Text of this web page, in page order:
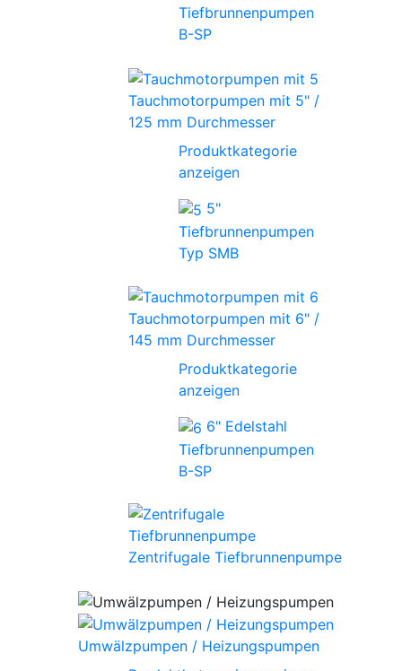
Tiefbrunnenpumpen
B-SP
Tauchmotorpumpen mit 5" /
125 mm Durchmesser
Produktkategorie
anzeigen
5"
Tiefbrunnenpumpen
Typ SMB
Tauchmotorpumpen mit 6" /
145 mm Durchmesser
Produktkategorie
anzeigen
6" Edelstahl
Tiefbrunnenpumpen
B-SP
Zentrifugale Tiefbrunnenpumpe
Umwälzpumpen / Heizungspumpen